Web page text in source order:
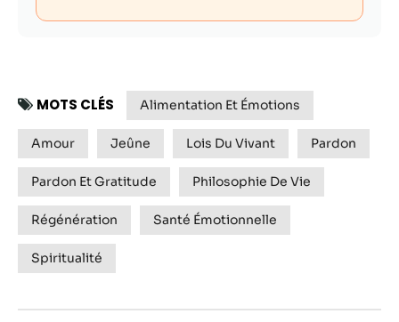
MOTS CLÉS Alimentation Et Émotions
Amour Jeûne Lois Du Vivant Pardon
Pardon Et Gratitude Philosophie De Vie
Régénération Santé Émotionnelle
Spiritualité